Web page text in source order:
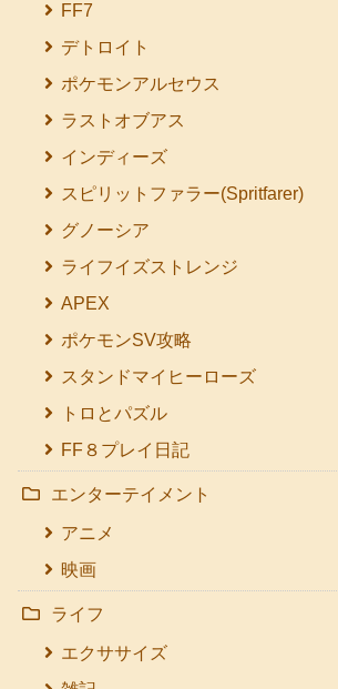
FF7
デトロイト
ポケモンアルセウス
ラストオブアス
インディーズ
スピリットファラー(Spritfarer)
グノーシア
ライフイズストレンジ
APEX
ポケモンSV攻略
スタンドマイヒーローズ
トロとパズル
FF８プレイ日記
エンターテイメント
アニメ
映画
ライフ
エクササイズ